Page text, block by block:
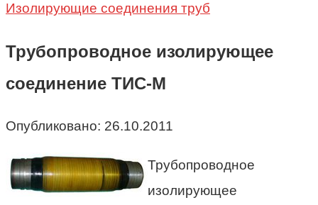
Изолирующие соединения труб
Трубопроводное изолирующее
соединение ТИС-М
Опубликовано: 26.10.2011
Трубопроводное
изолирующее